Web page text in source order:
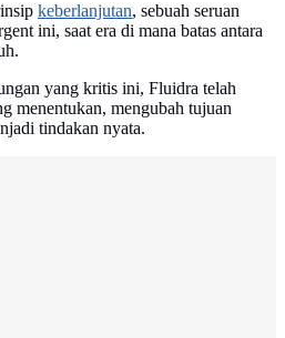
keberlanjutan, sebuah seruan
ini, saat era di mana batas antara
yang kritis ini, Fluidra telah
menentukan, mengubah tujuan
tindakan nyata.